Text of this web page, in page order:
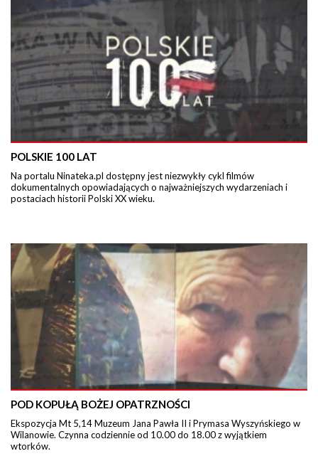
POLSKIE 100 LAT
Na portalu Ninateka.pl dostępny jest niezwykły cykl filmów
dokumentalnych opowiadających o najważniejszych wydarzeniach i
postaciach historii Polski XX wieku.
POD KOPUŁĄ BOŻEJ OPATRZNOŚCI
Ekspozycja Mt 5,14 Muzeum Jana Pawła II i Prymasa Wyszyńskiego w
Wilanowie. Czynna codziennie od 10.00 do 18.00 z wyjątkiem
wtorków.